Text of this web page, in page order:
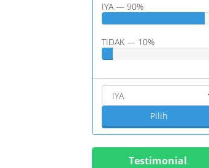
IYA — 90%
TIDAK — 10%
Pilih
Testimonial.